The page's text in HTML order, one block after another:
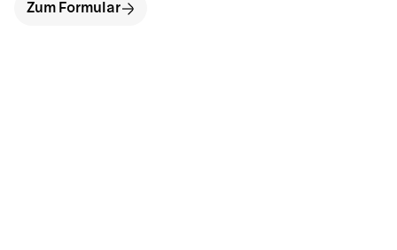
Zum Formular